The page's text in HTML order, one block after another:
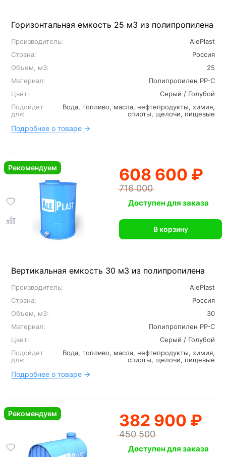
Горизонтальная емкость 25 м3 из полипропилена
Производитель:
AlePlast
Страна:
Россия
Объем, м3:
25
Материал:
Полипропилен PP-C
Цвет:
Серый / Голубой
Подойдет
для:
Вода, топливо, масла, нефтепродукты, химия,
спирты, щелочи, пищевые
Подробнее о товаре →
Вертикальная емкость 30 м3 из полипропилена
Производитель:
AlePlast
Страна:
Россия
Объем, м3:
30
Материал:
Полипропилен PP-C
Цвет:
Серый / Голубой
Подойдет
для:
Вода, топливо, масла, нефтепродукты, химия,
спирты, щелочи, пищевые
Подробнее о товаре →
608 600 ₽
716 000
Рекомендуем
Доступен для заказа
В корзину
382 900 ₽
450 500
Рекомендуем
Доступен для заказа